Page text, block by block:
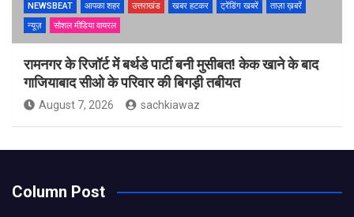
NEWSBEAT आपका शहर उत्तराखंड खबर हटकर ट्रेंडिंग खबरें
ताज़ा ख़बरें
न्यूज़
सोशल मीडिया वायरल
रामनगर के रिजॉर्ट में बर्थडे पार्टी बनी मुसीबत! केक खाने के बाद
गाजियाबाद सीओ के परिवार की बिगड़ी तबीयत
August 7, 2026 sachkiawaz
Column Post